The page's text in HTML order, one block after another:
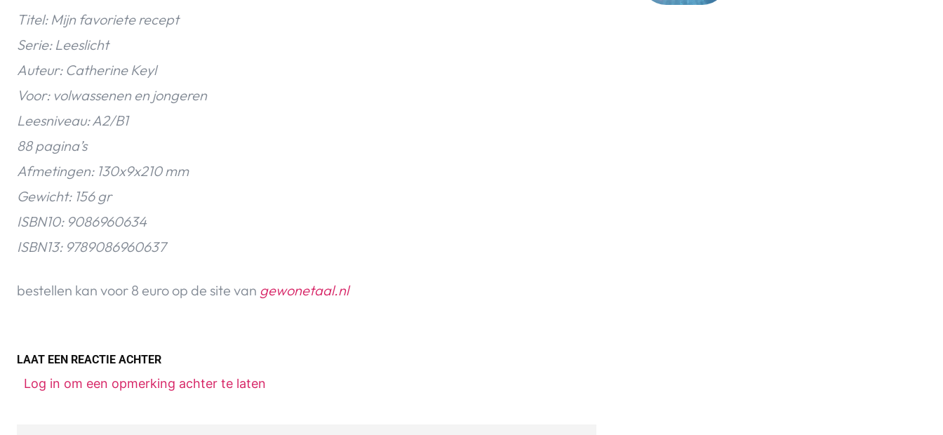
Titel: Mijn favoriete recept
Serie: Leeslicht
Auteur: Catherine Keyl
Voor: volwassenen en jongeren
Leesniveau: A2/B1
88 pagina’s
Afmetingen: 130x9x210 mm
Gewicht: 156 gr
ISBN10: 9086960634
ISBN13: 9789086960637
bestellen kan voor 8 euro op de site van gewonetaal.nl
LAAT EEN REACTIE ACHTER
Log in om een opmerking achter te laten